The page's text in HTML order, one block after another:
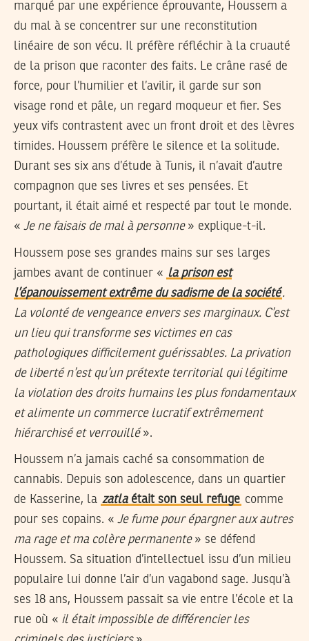
marqué par une expérience éprouvante, Houssem a
du mal à se concentrer sur une reconstitution
linéaire de son vécu. Il préfère réfléchir à la cruauté
de la prison que raconter des faits. Le crâne rasé de
force, pour l’humilier et l’avilir, il garde sur son
visage rond et pâle, un regard moqueur et fier. Ses
yeux vifs contrastent avec un front droit et des lèvres
timides. Houssem préfère le silence et la solitude.
Durant ses six ans d’étude à Tunis, il n’avait d’autre
compagnon que ses livres et ses pensées. Et
pourtant, il était aimé et respecté par tout le monde.
« Je ne faisais de mal à personne» explique-t-il.
Houssem pose ses grandes mains sur ses larges
jambes avant de continuer « la prison est
l’épanouissement extrême du sadisme de la société.
La volonté de vengeance envers ses marginaux. C’est
un lieu qui transforme ses victimes en cas
pathologiques difficilement guérissables. La privation
de liberté n’est qu’un prétexte territorial qui légitime
la violation des droits humains les plus fondamentaux
et alimente un commerce lucratif extrêmement
hiérarchisé et verrouillé».
Houssem n’a jamais caché sa consommation de
cannabis. Depuis son adolescence, dans un quartier
de Kasserine, la zatlaétait son seul refuge comme
pour ses copains. « Je fume pour épargner aux autres
ma rage et ma colère permanente» se défend
Houssem. Sa situation d’intellectuel issu d’un milieu
populaire lui donne l’air d’un vagabond sage. Jusqu’à
ses 18 ans, Houssem passait sa vie entre l’école et la
rue où « il était impossible de différencier les